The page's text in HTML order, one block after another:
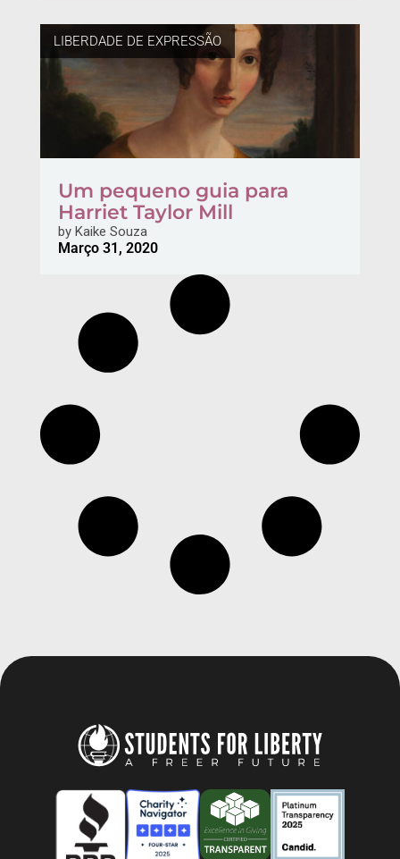
LIBERDADE DE EXPRESSÃO
Um pequeno guia para
Harriet Taylor Mill
byKaike Souza
Março 31, 2020